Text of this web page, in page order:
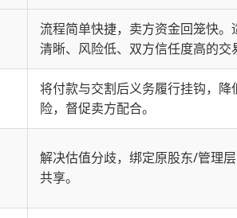
流程简单快捷，卖方资金回笼快。
清晰、风险低、双方信任度高的交
将付款与交割后义务履行挂钩，降
险，督促卖方配合。
解决估值分歧，绑定原股东/管理
共享。